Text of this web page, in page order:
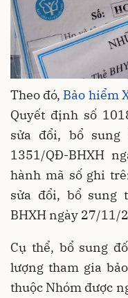
Theo đó, Bảo hiểm
Quyết định số
sửa đổi, bổ
1351/QĐ-BHXH
hành mã số ghi
sửa đổi, bổ sung
BHXH ngày 27/11/
Cụ thể, bổ sung
lượng tham gia
thuộc Nhóm được